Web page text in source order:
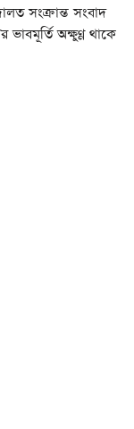
সংক্রান্ত সংবাদ
ভাবমূর্তি অক্ষুণ্ণ থাকে